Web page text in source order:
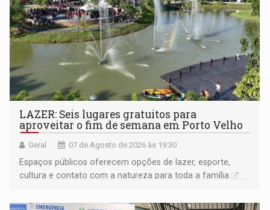
LAZER: Seis lugares gratuitos para
aproveitar o fim de semana em Porto Velho
Geral 07 de Agosto de 2026 às 19:30
Espaços públicos oferecem opções de lazer, esporte,
cultura e contato com a natureza para toda a família